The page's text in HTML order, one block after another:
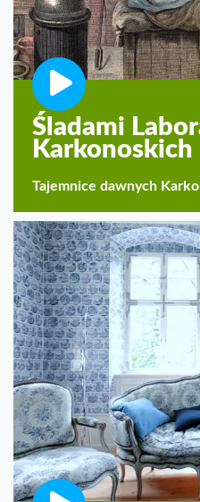
Śladami
Karkonoskich
Tajemnice dawnych